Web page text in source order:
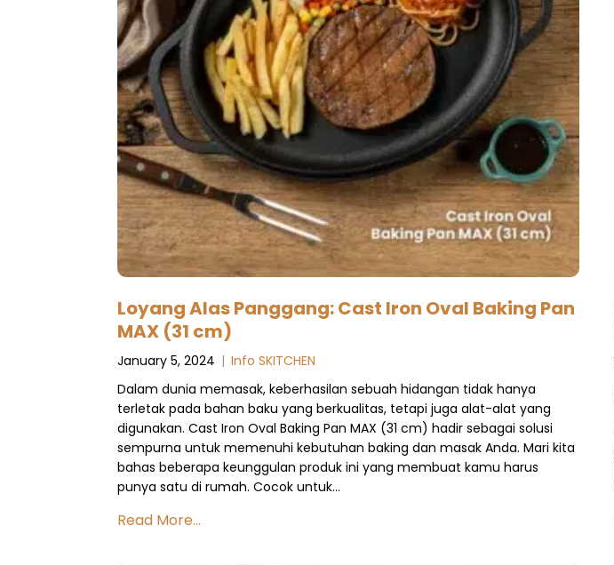
Loyang Alas Panggang: Cast Iron Oval Baking Pan
MAX (31 cm)
January 5, 2024 | Info SKITCHEN
Dalam dunia memasak, keberhasilan sebuah hidangan tidak hanya
terletak pada bahan baku yang berkualitas, tetapi juga alat-alat yang
digunakan. Cast Iron Oval Baking Pan MAX (31 cm) hadir sebagai solusi
sempurna untuk memenuhi kebutuhan baking dan masak Anda. Mari kita
bahas beberapa keunggulan produk ini yang membuat kamu harus
punya satu di rumah. Cocok untuk…
Read More...